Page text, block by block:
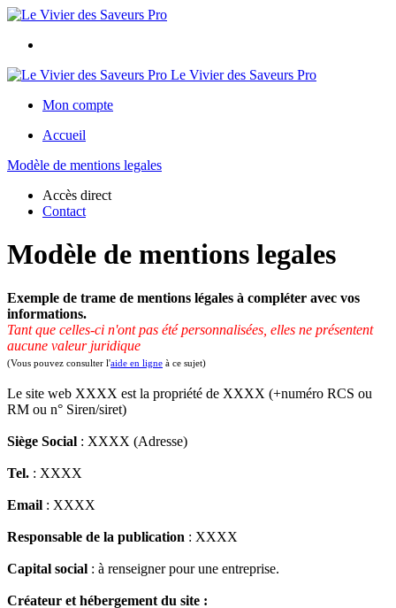
Le Vivier des Saveurs Pro
Mon compte
Accueil
Modèle de mentions legales
Accès direct
Contact
Modèle de mentions legales
Exemple de trame de mentions légales à compléter avec vos
informations.
Tant que celles-ci n'ont pas été personnalisées, elles ne présentent
aucune valeur juridique
(Vous pouvez consulter l'aide en ligne à ce sujet)
Le site web XXXX est la propriété de XXXX (+numéro RCS ou
RM ou n° Siren/siret)
Siège Social : XXXX (Adresse)
Tel. : XXXX
Email : XXXX
Responsable de la publication : XXXX
Capital social : à renseigner pour une entreprise.
Créateur et hébergement du site :